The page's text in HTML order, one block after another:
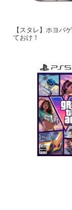
【スタレ】ホヨバ
ておけ！